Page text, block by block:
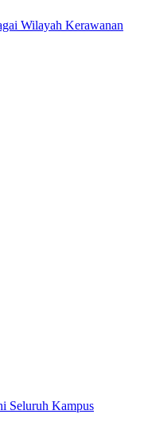
Wilayah Kerawanan
Seluruh Kampus